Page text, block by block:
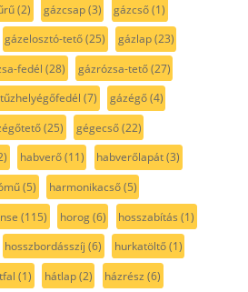
(2) gázcsap(3) gázcső(1)
gázelosztó-tető(25) gázlap(23)
fedél (28) gázrózsa-tető(27)
(7) gázégő(4)
(25) gégecső(22)
habverő(11) habverőlapát(3)
(5) harmonikacső(5)
(115) horog(6) hosszabítás (1)
hosszbordásszíj (6) hurkatöltő(1)
(1) hátlap(2) házrész (6)